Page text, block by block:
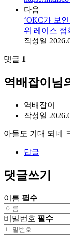
다음
‘OKC가 보
위 레이스 점
작성일
댓글 1
역배잡이님
역배잡이
작성일
아들도 기대 되네
답글
댓글쓰기
이름 필수
비밀번호 필수